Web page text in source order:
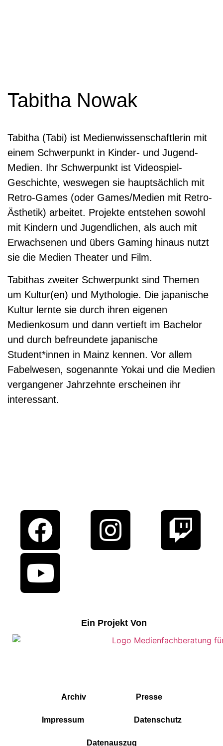
Tabitha Nowak
Tabitha (Tabi) ist Medienwissenschaftlerin mit
einem Schwerpunkt in Kinder- und Jugend-
Medien. Ihr Schwerpunkt ist Videospiel-
Geschichte, weswegen sie hauptsächlich mit
Retro-Games (oder Games/Medien mit Retro-
Ästhetik) arbeitet. Projekte entstehen sowohl
mit Kindern und Jugendlichen, als auch mit
Erwachsenen und übers Gaming hinaus nutzt
sie die Medien Theater und Film.
Tabithas zweiter Schwerpunkt sind Themen
um Kultur(en) und Mythologie. Die japanische
Kultur lernte sie durch ihren eigenen
Medienkosum und dann vertieft im Bachelor
und durch befreundete japanische
Student*innen in Mainz kennen. Vor allem
Fabelwesen, sogenannte Yokai und die Medien
vergangener Jahrzehnte erscheinen ihr
interessant.
Ein Projekt Von
Archiv Presse
Impressum Datenschutz
Datenauszug